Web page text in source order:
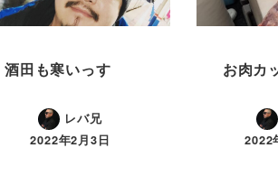
酒田も寒いっす️
レバ兄
2022年2月3日
お肉カ
2022